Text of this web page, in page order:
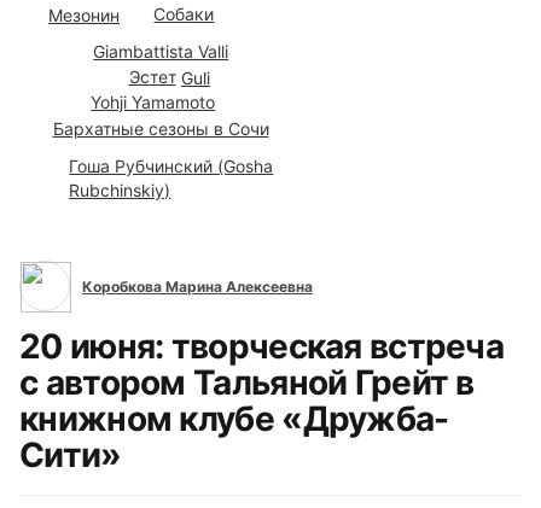
Эстет
Yohji Yamamoto
Giambattista Valli
Бархатные сезоны в Сочи
Собаки
Гоша Рубчинский (Gosha
Rubchinskiy)
Мезонин
Guli
Коробкова Марина Алексеевна
20 июня: творческая встреча
с автором Тальяной Грейт в
книжном клубе «Дружба-
Сити»